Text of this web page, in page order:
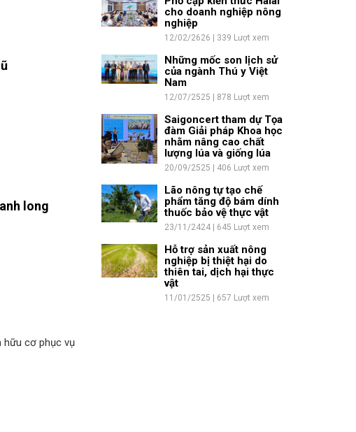
long
hữu cơ phục vụ
cho doanh nghiệp nông
nghiệp
12/02/2626 | 339 Lượt xem
Những mốc son lịch sử
của ngành Thú y Việt
Nam
12/07/2525 | 878 Lượt xem
Saigoncert tham dự Tọa
đàm Giải pháp Khoa học
nhằm nâng cao chất
lượng lúa và giống lúa
20/09/2525 | 406 Lượt xem
Lão nông tự tạo chế
phẩm tăng độ bám dính
thuốc bảo vệ thực vật
23/11/2424 | 645 Lượt xem
Hỗ trợ sản xuất nông
nghiệp bị thiệt hại do
thiên tai, dịch hại thực
vật
11/01/2525 | 657 Lượt xem